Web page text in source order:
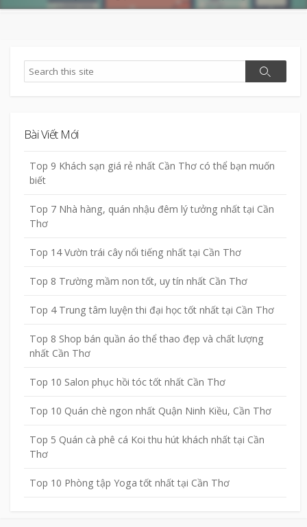
Search
Search
Bài Viết Mới
Top 9 Khách sạn giá rẻ nhất Cần Thơ có thể bạn muốn
biết
Top 7 Nhà hàng, quán nhậu đêm lý tưởng nhất tại Cần
Thơ
Top 14 Vườn trái cây nổi tiếng nhất tại Cần Thơ
Top 8 Trường mầm non tốt, uy tín nhất Cần Thơ
Top 4 Trung tâm luyện thi đại học tốt nhất tại Cần Thơ
Top 8 Shop bán quần áo thể thao đẹp và chất lượng
nhất Cần Thơ
Top 10 Salon phục hồi tóc tốt nhất Cần Thơ
Top 10 Quán chè ngon nhất Quận Ninh Kiều, Cần Thơ
Top 5 Quán cà phê cá Koi thu hút khách nhất tại Cần
Thơ
Top 10 Phòng tập Yoga tốt nhất tại Cần Thơ